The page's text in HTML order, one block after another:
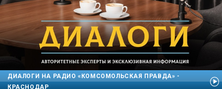
ДИАЛОГИ НА РАДИО «КОМСОМОЛЬСКАЯ ПРАВДА» -
КРАСНОДАР